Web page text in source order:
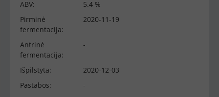
ABV:
5.4 %
Pirminė
fermentacija:
2020-11-19
Antrinė
fermentacija:
-
Išpilstyta:
2020-12-03
Pastabos:
-